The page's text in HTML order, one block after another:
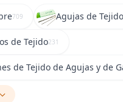
709 Agujas de Tejido
de Tejido231
de Tejido de Agujas y de